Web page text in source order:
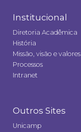
Institucional
Diretoria Acadêmica
História
Missão, visão e valores
Processos
Intranet
Outros Sites
Unicamp